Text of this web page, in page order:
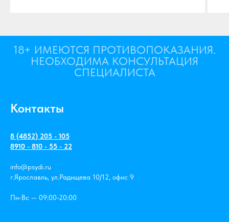
18+ ИМЕЮТСЯ ПРОТИВОПОКАЗАНИЯ.
НЕОБХОДИМА КОНСУЛЬТАЦИЯ
СПЕЦИАЛИСТА
Контакты
8 (4852) 205 - 105
8910 - 810 - 55 - 22
info@psydi.ru
г.Ярославль, ул.Радищева 10/12, офис 9
Пн-Вс — 09:00-20:00